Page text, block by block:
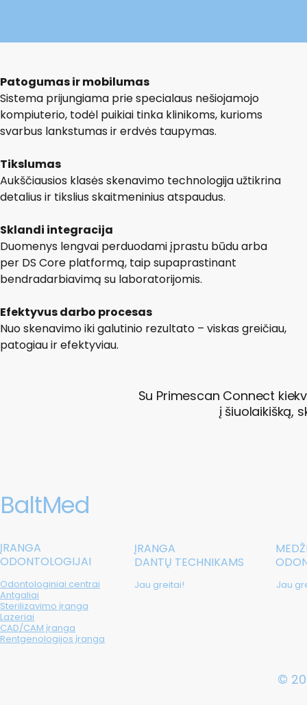
Patogumas ir mobilumas
Sistema prijungiama prie specialaus nešiojamojo
kompiuterio, todėl puikiai tinka klinikoms, kurioms
svarbus lankstumas ir erdvės taupymas.
Tikslumas
Aukščiausios klasės skenavimo technologija užtikrina
detalius ir tikslius skaitmeninius atspaudus.
Sklandi integracija
Duomenys lengvai perduodami įprastu būdu arba
per DS Core platformą, taip supaprastinant
bendradarbiavimą su laboratorijomis.
Efektyvus darbo procesas
Nuo skenavimo iki galutinio rezultato – viskas greičiau,
patogiau ir efektyviau.
Su Primescan Connect
į šiuolaikišką,
BaltMed
ĮRANGA
ODONTOLOGIJAI
Odontologiniai centrai
Antgaliai
Sterilizavimo įranga
Lazeriai
CAD/CAM įranga
Rentgenologijos įranga
ĮRANGA
DANTŲ TECHNIKAMS
Jau greitai! Jau
©